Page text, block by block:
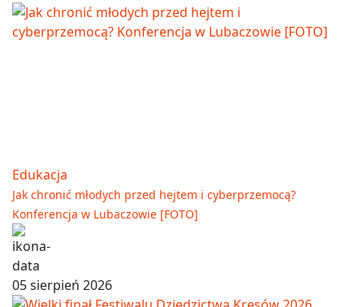
Edukacja
Jak chronić młodych przed hejtem i cyberprzemocą?
Konferencja w Lubaczowie [FOTO]
05 sierpień 2026